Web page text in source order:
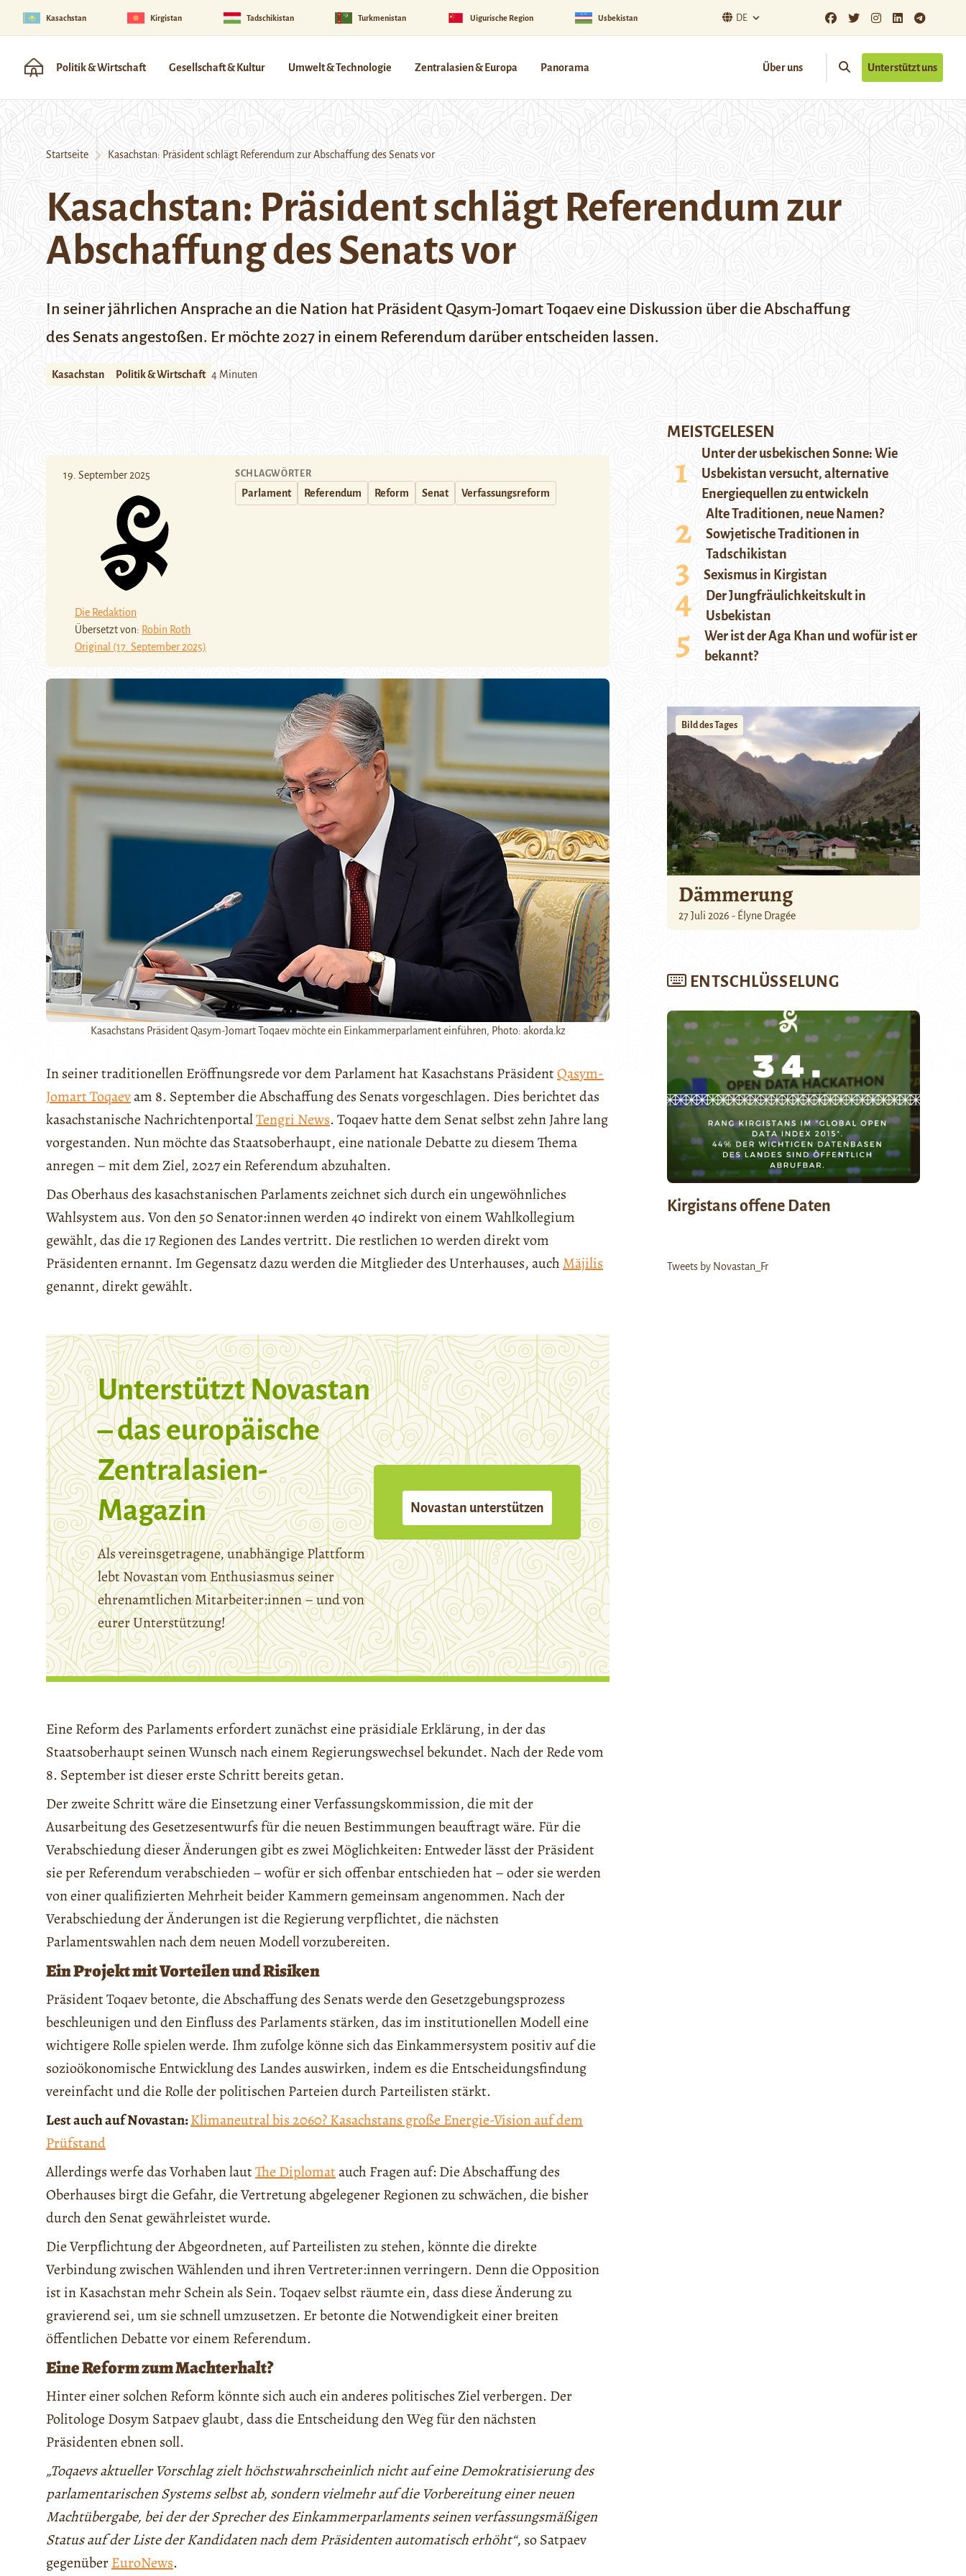
Kasachstan Kirgistan Tadschikistan Turkmenistan Uigurische Region Usbekistan DE
Politik & Wirtschaft Gesellschaft & Kultur Umwelt & Technologie Zentralasien & Europa Panorama Über uns Unterstützt uns
Startseite Kasachstan: Präsident schlägt Referendum zur Abschaffung des Senats vor
Kasachstan: Präsident schlägt Referendum zur
Abschaffung des Senats vor
In seiner jährlichen Ansprache an die Nation hat Präsident Qasym-Jomart Toqaev eine Diskussion über die Abschaffung
des Senats angestoßen. Er möchte 2027 in einem Referendum darüber entscheiden lassen.
Kasachstan Politik & Wirtschaft 4 Minuten
19. September 2025
Die Redaktion
Übersetzt von: Robin Roth
Original (17. September 2025)
SCHLAGWÖRTER
Parlament Referendum Reform Senat Verfassungsreform
Kasachstans Präsident Qasym-Jomart Toqaev möchte ein Einkammerparlament einführen, Photo: akorda.kz
In seiner traditionellen Eröffnungsrede vor dem Parlament hat Kasachstans PräsidentQasym-
Jomart Toqaevam 8. September die Abschaffung des Senats vorgeschlagen. Dies berichtet das
kasachstanische NachrichtenportalTengri News. Toqaev hatte dem Senat selbst zehn Jahre lang
vorgestanden. Nun möchte das Staatsoberhaupt, eine nationale Debatte zu diesem Thema
anregen – mit dem Ziel, 2027 ein Referendum abzuhalten.
Das Oberhaus des kasachstanischen Parlaments zeichnet sich durch ein ungewöhnliches
Wahlsystem aus. Von den 50 Senator:innen werden 40 indirekt von einem Wahlkollegium
gewählt, das die 17 Regionen des Landes vertritt. Die restlichen 10 werden direkt vom
Präsidenten ernannt. Im Gegensatz dazu werden die Mitglieder des Unterhauses, auch Mäjilis
genannt, direkt gewählt.
Unterstützt Novastan
– das europäische
Zentralasien-
Magazin
Als vereinsgetragene, unabhängige Plattform
lebt Novastan vom Enthusiasmus seiner
ehrenamtlichen Mitarbeiter:innen – und von
eurer Unterstützung!
Novastan unterstützen
Eine Reform des Parlaments erfordert zunächst eine präsidiale Erklärung, in der das
Staatsoberhaupt seinen Wunsch nach einem Regierungswechsel bekundet. Nach der Rede vom
8. September ist dieser erste Schritt bereits getan.
Der zweite Schritt wäre die Einsetzung einer Verfassungskommission, die mit der
Ausarbeitung des Gesetzesentwurfs für die neuen Bestimmungen beauftragt wäre. Für die
Verabschiedung dieser Änderungen gibt es zwei Möglichkeiten: Entweder lässt der Präsident
sie per Referendum verabschieden – wofür er sich offenbar entschieden hat – oder sie werden
von einer qualifizierten Mehrheit beider Kammern gemeinsam angenommen. Nach der
Verabschiedung der Änderungen ist die Regierung verpflichtet, die nächsten
Parlamentswahlen nach dem neuen Modell vorzubereiten.
Ein Projekt mit Vorteilen und Risiken
Präsident Toqaev betonte, die Abschaffung des Senats werde den Gesetzgebungsprozess
beschleunigen und den Einfluss des Parlaments stärken, das im institutionellen Modell eine
wichtigere Rolle spielen werde. Ihm zufolge könne sich das Einkammersystem positiv auf die
sozioökonomische Entwicklung des Landes auswirken, indem es die Entscheidungsfindung
vereinfacht und die Rolle der politischen Parteien durch Parteilisten stärkt.
Lest auch auf Novastan:Klimaneutral bis 2060? Kasachstans große Energie-Vision auf dem
Prüfstand
Allerdings werfe das Vorhaben lautThe Diplomatauch Fragen auf: Die Abschaffung des
Oberhauses birgt die Gefahr, die Vertretung abgelegener Regionen zu schwächen, die bisher
durch den Senat gewährleistet wurde.
Die Verpflichtung der Abgeordneten, auf Parteilisten zu stehen, könnte die direkte
Verbindung zwischen Wählenden und ihren Vertreter:innen verringern. Denn die Opposition
ist in Kasachstan mehr Schein als Sein. Toqaev selbst räumte ein, dass diese Änderung zu
gravierend sei, um sie schnell umzusetzen. Er betonte die Notwendigkeit einer breiten
öffentlichen Debatte vor einem Referendum.
Eine Reform zum Machterhalt?
Hinter einer solchen Reform könnte sich auch ein anderes politisches Ziel verbergen. Der
Politologe Dosym Satpaev glaubt, dass die Entscheidung den Weg für den nächsten
Präsidenten ebnen soll.
„Toqaevs aktueller Vorschlag zielt höchstwahrscheinlich nicht auf eine Demokratisierung des
parlamentarischen Systems selbst ab, sondern vielmehr auf die Vorbereitung einer neuen
Machtübergabe, bei der der Sprecher des Einkammerparlaments seinen verfassungsmäßigen
Status auf der Liste der Kandidaten nach dem Präsidenten automatisch erhöht“, so Satpaev
gegenüberEuroNews.
MEISTGELESEN
Unter der usbekischen Sonne: Wie
Usbekistan versucht, alternative
Energiequellen zu entwickeln
Alte Traditionen, neue Namen?
Sowjetische Traditionen in
Tadschikistan
Sexismus in Kirgistan
Der Jungfräulichkeitskult in
Usbekistan
Wer ist der Aga Khan und wofür ist er
bekannt?
Bild des Tages
Dämmerung
27 Juli 2026 - Élyne Dragée
ENTSCHLÜSSELUNG
Kirgistans offene Daten
Tweets by Novastan_Fr